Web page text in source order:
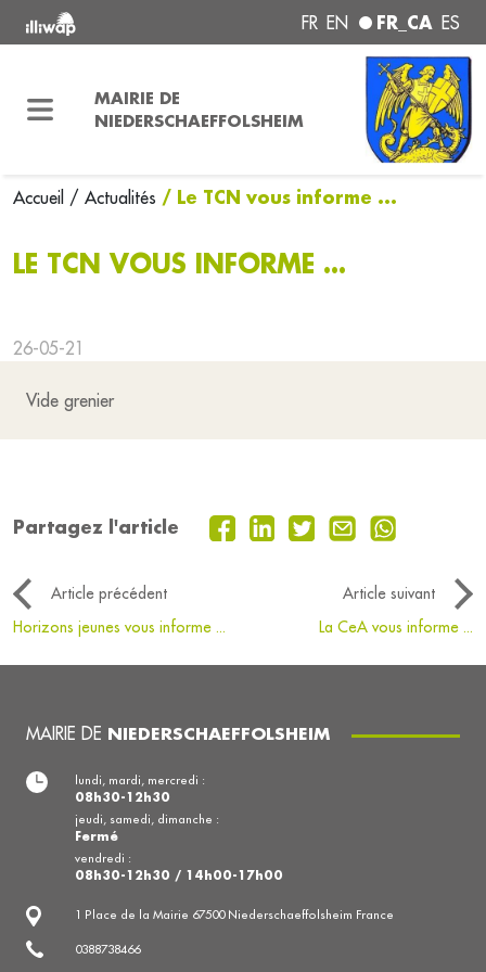
FR EN FR_CA ES
MAIRIE DE
NIEDERSCHAEFFOLSHEIM
Accueil / Actualités / Le TCN vous informe ...
LE TCN VOUS INFORME ...
26-05-21
Vide grenier
Partagez l'article
Article précédent
Article suivant
Horizons jeunes vous informe ...
La CeA vous informe ...
MAIRIE DE NIEDERSCHAEFFOLSHEIM
1 Place de la Mairie 67500 Niederschaeffolsheim France
0388738466
lundi, mardi, mercredi :
08h30-12h30
jeudi, samedi, dimanche :
Fermé
vendredi :
08h30-12h30 / 14h00-17h00